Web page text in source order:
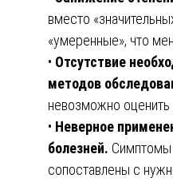
вместо
«умеренные», что
• Отсутствие
методов
невозможно оценить
• Неверное
болезней. Симптомы
сопоставлены с